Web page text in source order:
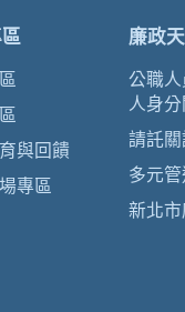
與回饋
專區
廉政
公職
人身
請託
多元
新北